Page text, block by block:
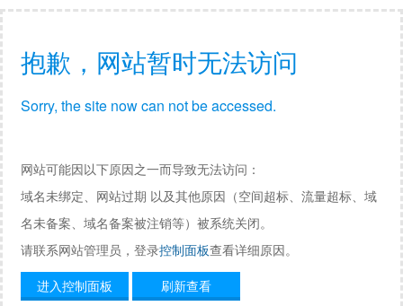
抱歉，网站暂时无法访问
Sorry, the site now can not be accessed.
网站可能因以下原因之一而导致无法访问：
域名未绑定、网站过期 以及其他原因（空间超标、流量超标、域
名未备案、域名备案被注销等）被系统关闭。
请联系网站管理员，登录控制面板查看详细原因。
进入控制面板
刷新查看